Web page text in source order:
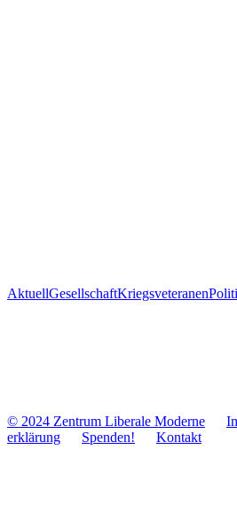
AktuellGesellschaftKriegsveteranen
© 2024 Zentrum Libe­rale Moderne
er­klä­rung
Spenden! Kontakt